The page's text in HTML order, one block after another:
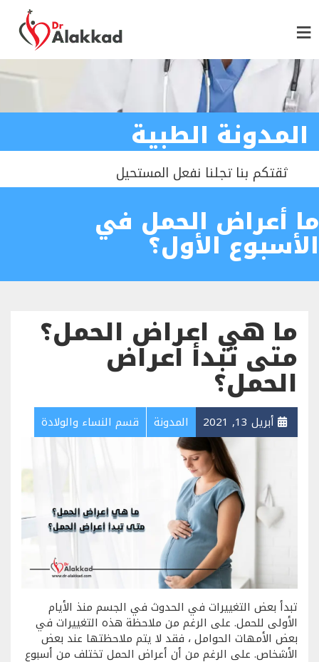
المدونة الطبية
ثقتكم بنا تجلنا نفعل المستحيل
ما أعراض الحمل في
الأسبوع الأول؟
ما هي اعراض الحمل؟
متى تبدأ اعراض
الحمل؟
أبريل 13, 2021 المدونة قسم النساء والولادة
تبدأ بعض التغييرات في الحدوث في الجسم منذ الأيام
الأولى للحمل. على الرغم من ملاحظة هذه التغييرات في
بعض الأمهات الحوامل ، فقد لا يتم ملاحظتها عند بعض
الأشخاص. على الرغم من أن أعراض الحمل تختلف من أسبوع